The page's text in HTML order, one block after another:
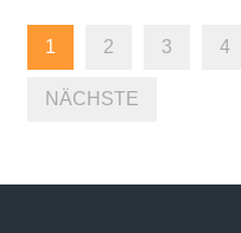
1 2 3 4
NÄCHSTE